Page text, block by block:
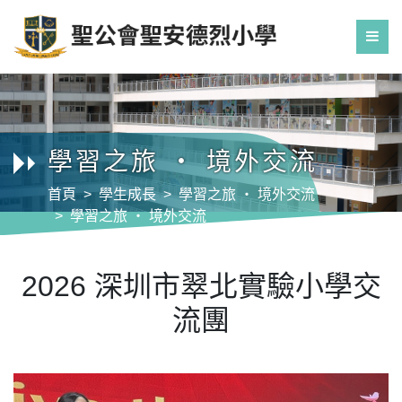
學習之旅 ‧ 境外交流
首頁 學生成長
學習之旅 ‧ 境外交流
學習之旅 ‧ 境外交流
2026 深圳市翠北實驗小學交
流團